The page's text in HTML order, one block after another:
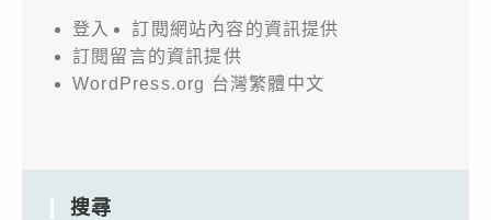
登入
訂閱網站內容的資訊提供
訂閱留言的資訊提供
WordPress.org 台灣繁體中文
搜尋